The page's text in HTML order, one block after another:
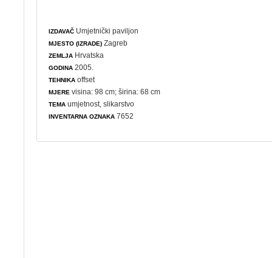
IZDAVAČ Umjetnički paviljon
MJESTO (IZRADE) Zagreb
ZEMLJA Hrvatska
GODINA 2005.
TEHNIKA offset
MJERE visina: 98 cm; širina: 68 cm
TEMA umjetnost ,slikarstvo
INVENTARNA OZNAKA 7652